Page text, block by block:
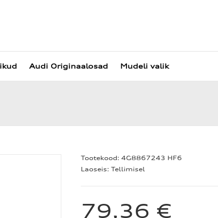
Audi Originaalosad Mudeli valik
Tootekood: 4G8867243 HF6
Laoseis: Tellimisel
79,36 €